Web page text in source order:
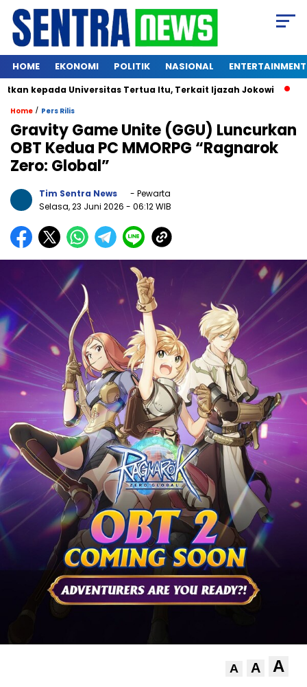
HOME EKONOMI POLITIK NASIONAL ENTERTAINMENT
Universitas Tertua Itu, Terkait Ijazah Jokowi Kucing
Home / Pers Rilis
Gravity Game Unite (GGU) Luncurkan
OBT Kedua PC MMORPG “Ragnarok
Zero: Global”
Tim Sentra News
- Pewarta
Selasa, 23 Juni 2026 - 06:12 WIB
A A A